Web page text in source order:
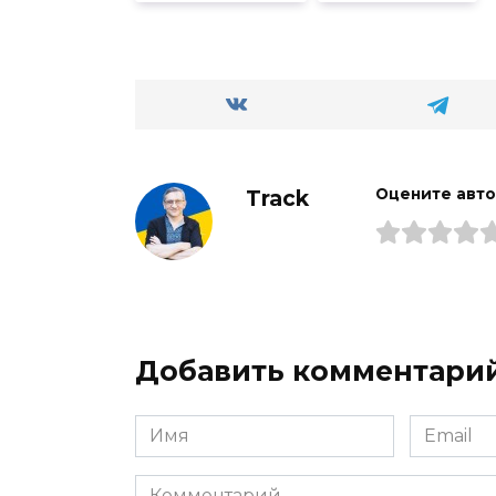
Track Оцените
Добавить
Имя
*
Email
*
Комментарий